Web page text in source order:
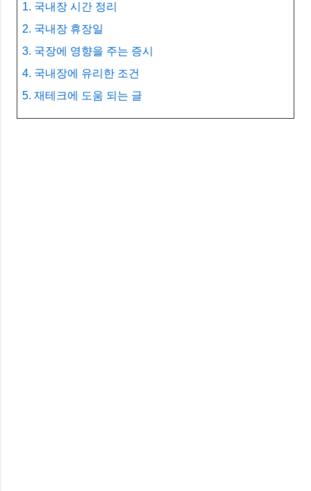
1. 국내장 시간 정리
2. 국내장 휴장일
3. 국장에 영향을 주는 증시
4. 국내장에 유리한 조건
5. 재테크에 도움 되는 글